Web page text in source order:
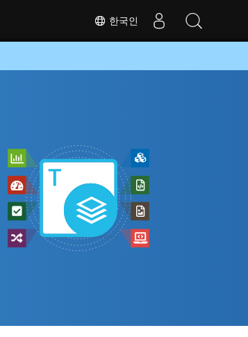
한국인